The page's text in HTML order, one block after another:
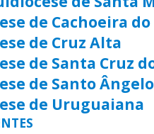
de Cachoeira do
de Cruz Alta
de Santa Cruz
de Santo Ângelo
de Uruguaiana